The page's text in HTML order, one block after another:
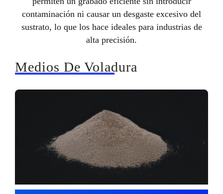
contaminación ni causar un desgaste excesivo del
sustrato, lo que los hace ideales para industrias de
alta precisión.
Medios De Voladura